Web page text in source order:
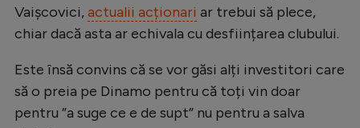
Vaișcovici, actualii acționari ar trebui să plece,
chiar dacă asta ar echivala cu desființarea clubului.
Este însă convins că se vor găsi alți investitori care
să o preia pe Dinamo pentru că toți vin doar
pentru ”a suge ce e de supt” nu pentru a salva